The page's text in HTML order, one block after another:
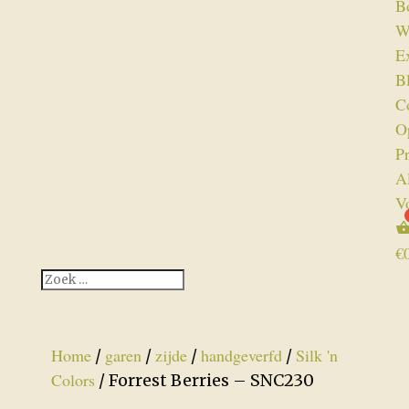
€
Home/ garen/zijde/handgeverfd/ Silk 'n
Colors / Forrest Berries – SNC230